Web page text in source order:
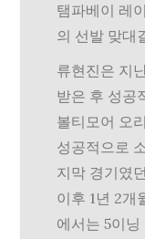
탬파베이 레
의 선발 맞대
류현진은 지
받은 후 성공
볼티모어 오
성공적으로
지막 경기였
이후 1년 2개
에서는 5이